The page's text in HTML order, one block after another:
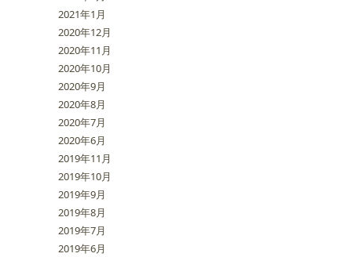
2021年1月
2020年12月
2020年11月
2020年10月
2020年9月
2020年8月
2020年7月
2020年6月
2019年11月
2019年10月
2019年9月
2019年8月
2019年7月
2019年6月